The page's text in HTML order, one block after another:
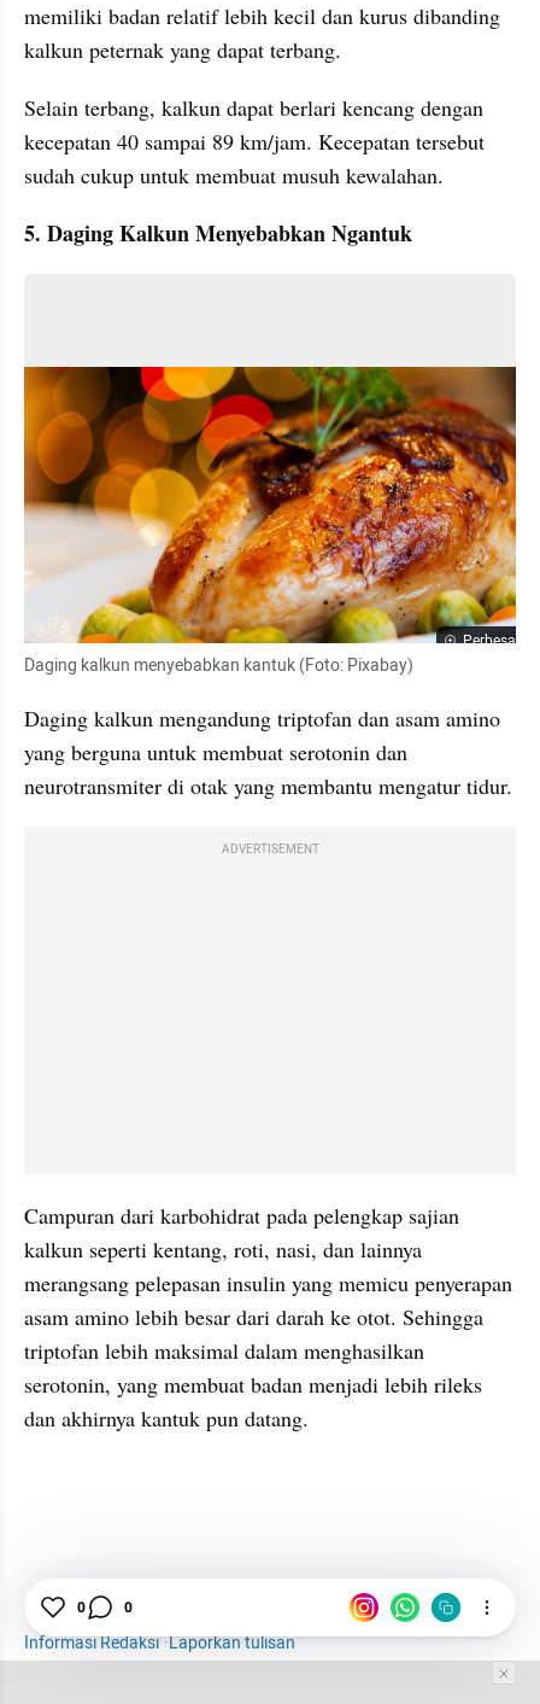
memiliki badan relatif lebih kecil dan kurus dibanding
kalkun peternak yang dapat terbang.
Selain terbang, kalkun dapat berlari kencang dengan
kecepatan 40 sampai 89 km/jam. Kecepatan tersebut
sudah cukup untuk membuat musuh kewalahan.
5. Daging Kalkun Menyebabkan Ngantuk
Perbesar
Daging kalkun menyebabkan kantuk (Foto: Pixabay)
Daging kalkun mengandung triptofan dan asam amino
yang berguna untuk membuat serotonin dan
neurotransmiter di otak yang membantu mengatur tidur.
ADVERTISEMENT
Campuran dari karbohidrat pada pelengkap sajian
kalkun seperti kentang, roti, nasi, dan lainnya
merangsang pelepasan insulin yang memicu penyerapan
asam amino lebih besar dari darah ke otot. Sehingga
triptofan lebih maksimal dalam menghasilkan
serotonin, yang membuat badan menjadi lebih rileks
dan akhirnya kantuk pun datang.
Kuliner
Kuliner Natal
Informasi Redaksi·Laporkan tulisan
0 0